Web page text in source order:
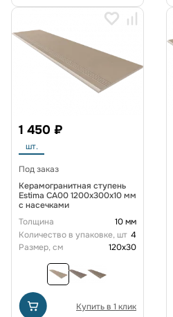
1 450 ₽
шт.
Под заказ
Керамогранитная ступень
Estima CA00 1200x300x10 мм
с насечками
Толщина
10 мм
Количество в упаковке, шт 4
Размер, см
120x30
Купить в 1 клик